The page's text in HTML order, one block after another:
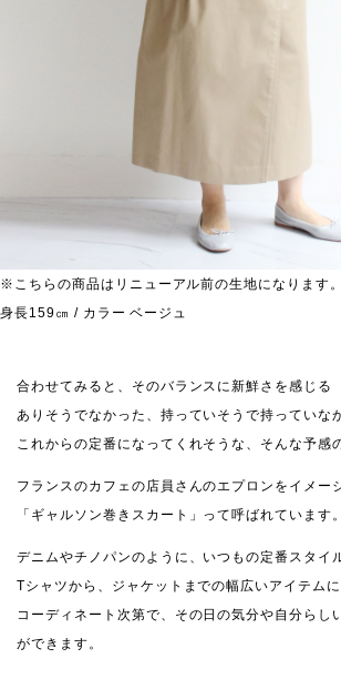
※こちらの商品はリニューアル前の生地になります。
身長159㎝ / カラー ベージュ
合わせてみると、そのバランスに新鮮さを感じる
ありそうでなかった、持っていそうで持っていな
これからの定番になってくれそうな、そんな予感
フランスのカフェの店員さんのエプロンをイメー
「ギャルソン巻きスカート」って呼ばれています。
デニムやチノパンのように、いつもの定番スタイ
Tシャツから、ジャケットまでの幅広いアイテムに
コーディネート次第で、その日の気分や自分らし
ができます。